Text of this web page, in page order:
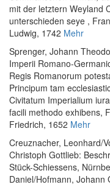
mit der letztern Weyland
unterschieden seye ,
Ludwig, 1742 Mehr
Sprenger, Johann
Imperii Romano-
Regis Romanorum
Principum tam
Civitatum Imperialium
facili methodo exhibens,
Friedrich, 1652 Mehr
Creuznacher, Leonhard/
Christoph Gottlieb:
Stück-Schiessens,
Daniel/Hofmann, Johann